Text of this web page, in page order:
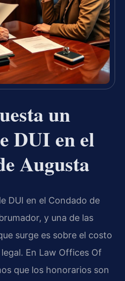
un
DUI en el
Augusta
DUI en el Condado de
y una de las
surge es sobre el costo
En Law Offices Of
que los honorarios son